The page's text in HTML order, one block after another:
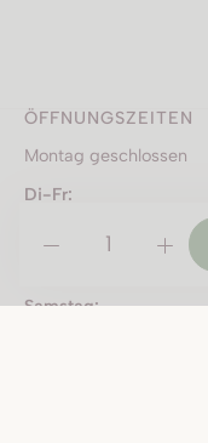
ÖFFNUNGSZEITEN
Montag geschlossen
Di-Fr:
09:00 - 12:00 Uhr
Samstag: